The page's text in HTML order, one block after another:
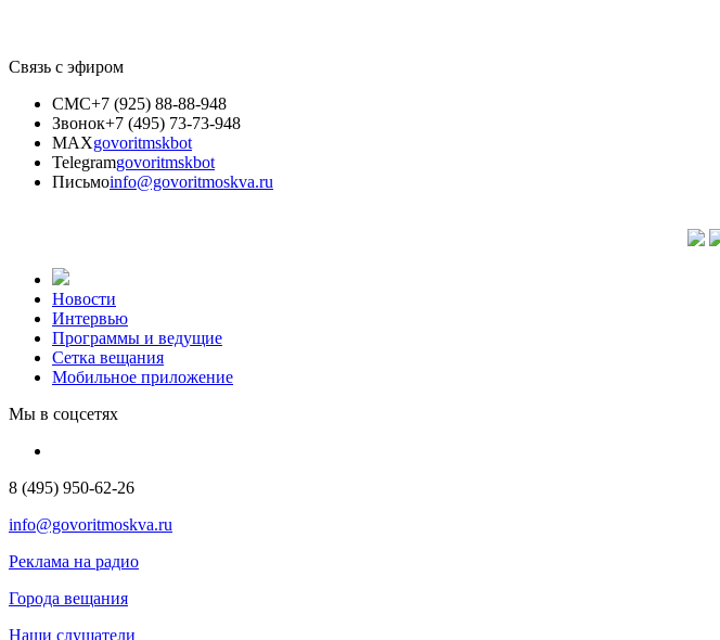
Связь с эфиром
СМС+7 (925) 88-88-948
Звонок+7 (495) 73-73-948
MAXgovoritmskbot
Telegramgovoritmskbot
Письмоinfo@govoritmoskva.ru
Новости
Интервью
Программы и ведущие
Сетка вещания
Мобильное приложение
Мы в соцсетях
8 (495) 950-62-26
info@govoritmoskva.ru
Реклама на радио
Города вещания
Наши слушатели